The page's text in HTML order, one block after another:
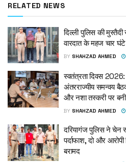
RELATED NEWS
दिल्ली पुलिस की
वारदात के महज चार घंटे
BY SHAHZAD AHMED
स्वतंत्रता दिवस 2026:
अंतरराज्यीय समन्वय
और नशा तस्करी पर
BY SHAHZAD AHMED
दरियागंज पुलिस ने चेन
पर्दाफाश, दो और
बरामद